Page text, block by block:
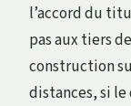
l’accord du
pas aux tiers
construction
distances, si